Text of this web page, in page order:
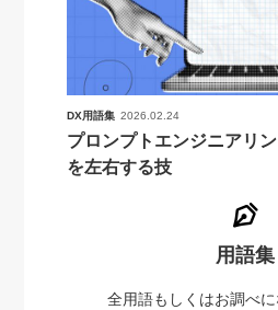
DX用語集 2026.02.24
プロンプトエンジニアリ
を左右する技
用語集
全用語もしくはお調べ